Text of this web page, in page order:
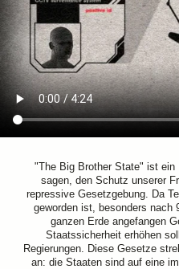
"The Big Brother State" ist ein
sagen, den Schutz unserer
repressive Gesetzgebung. Da
geworden ist, besonders nach
ganzen Erde angefangen
Staatssicherheit erhöhen
Regierungen. Diese Gesetze
an: die Staaten sind auf eine